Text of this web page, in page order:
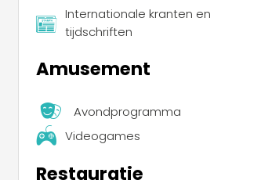
Internationale kranten en
tijdschriften
Amusement
Avondprogramma
Videogames
Restauratie